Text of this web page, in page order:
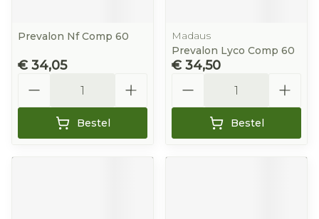
Prevalon Nf Comp 60
€ 34,05
Bestel
Madaus
Prevalon Lyco Comp 60
€ 34,50
Bestel